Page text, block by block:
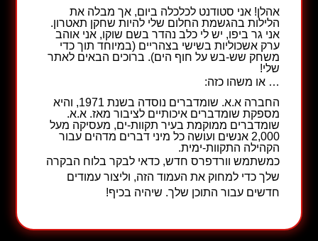
אהלן! אני סטודנט לכלכלה ביום, אך מבלה את
הלילות בהגשמת החלום שלי להיות שחקן תאטרון.
אני גר ביפו, יש לי כלב נהדר בשם שוקו, אני אוהב
ערק אשכוליות בשישי בצהריים (במיוחד תוך כדי
משחק שש-בש על חוף הים). ברוכים הבאים לאתר
שלי!
… או משהו כזה:
החברה א.א. שומדברים נוסדה בשנת 1971, והיא
מספקת שומדברים איכותיים לציבור מאז. א.א.
שומדברים ממוקמת בעיר תקוות-ים, מעסיקה מעל
2,000 אנשים ועושה כל מיני דברים מדהים עבור
הקהילה התקוות-ימית.
כמשתמש וורדפרס חדש, כדאי לבקר בלוח הבקרה
שלך כדי למחוק את העמוד הזה, וליצור עמודים
חדשים עבור התוכן שלך. שיהיה בכיף!